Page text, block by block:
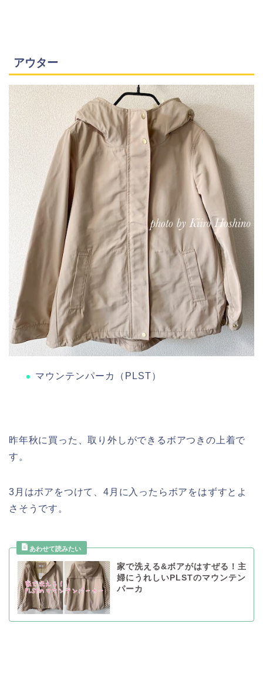
アウター
マウンテンパーカ（PLST）
昨年秋に買った、取り外しができるボアつきの上着で
す。
3月はボアをつけて、4月に入ったらボアをはずすとよ
さそうです。
家で洗える&ボアがはすぜる！主
婦にうれしいPLSTのマウンテン
パーカ